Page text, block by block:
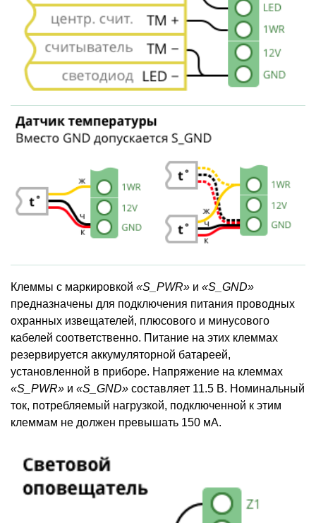
Клеммы с маркировкой «S_PWR» и «S_GND»
предназначены для подключения питания проводных
охранных извещателей, плюсового и минусового
кабелей соответственно. Питание на этих клеммах
резервируется аккумуляторной батареей,
установленной в приборе. Напряжение на клеммах
«S_PWR» и «S_GND» составляет 11.5 В. Номинальный
ток, потребляемый нагрузкой, подключенной к этим
клеммам не должен превышать 150 мА.